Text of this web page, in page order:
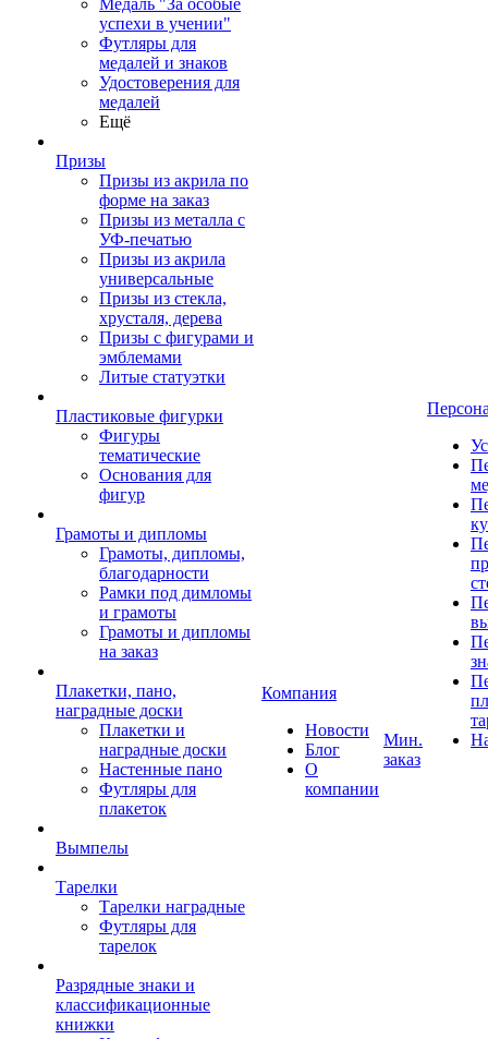
Медаль "За особые
успехи в учении"
Футляры для
медалей и знаков
Удостоверения для
медалей
Ещё
Призы
Призы из акрила по
форме на заказ
Призы из металла с
УФ-печатью
Призы из акрила
универсальные
Призы из стекла,
хрусталя, дерева
Призы с фигурами и
эмблемами
Литые статуэтки
Пластиковые фигурки
Фигуры
тематические
Основания для
фигур
Грамоты и дипломы
Грамоты, дипломы,
благодарности
Рамки под димломы
и грамоты
Грамоты и дипломы
на заказ
Плакетки, пано,
наградные доски
Плакетки и
наградные доски
Настенные пано
Футляры для
плакеток
Вымпелы
Тарелки
Тарелки наградные
Футляры для
тарелок
Разрядные знаки и
классификационные
книжки
Компания
Новости
Блог
О
компании
Мин.
заказ